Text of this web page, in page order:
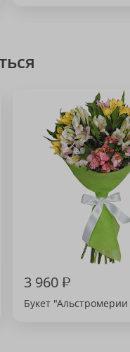
3 960₽
Букет